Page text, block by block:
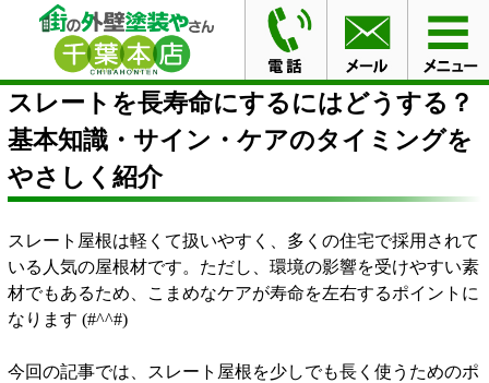
HOME ブログ
スレートを長寿命にするにはどうする？
基本知識・サイン・ケアのタイミングをやさしく紹介
スレートを長寿命にするにはどうする？
基本知識・サイン・ケアのタイミングを
やさしく紹介
スレート屋根は軽くて扱いやすく、多くの住宅で採用されて
いる人気の屋根材です。ただし、環境の影響を受けやすい素
材でもあるため、こまめなケアが寿命を左右するポイントに
なります (#^^#)
今回の記事では、スレート屋根を少しでも長く使うためのポ